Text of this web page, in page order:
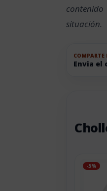
situación.
COMPARTE
Envia el
-5%